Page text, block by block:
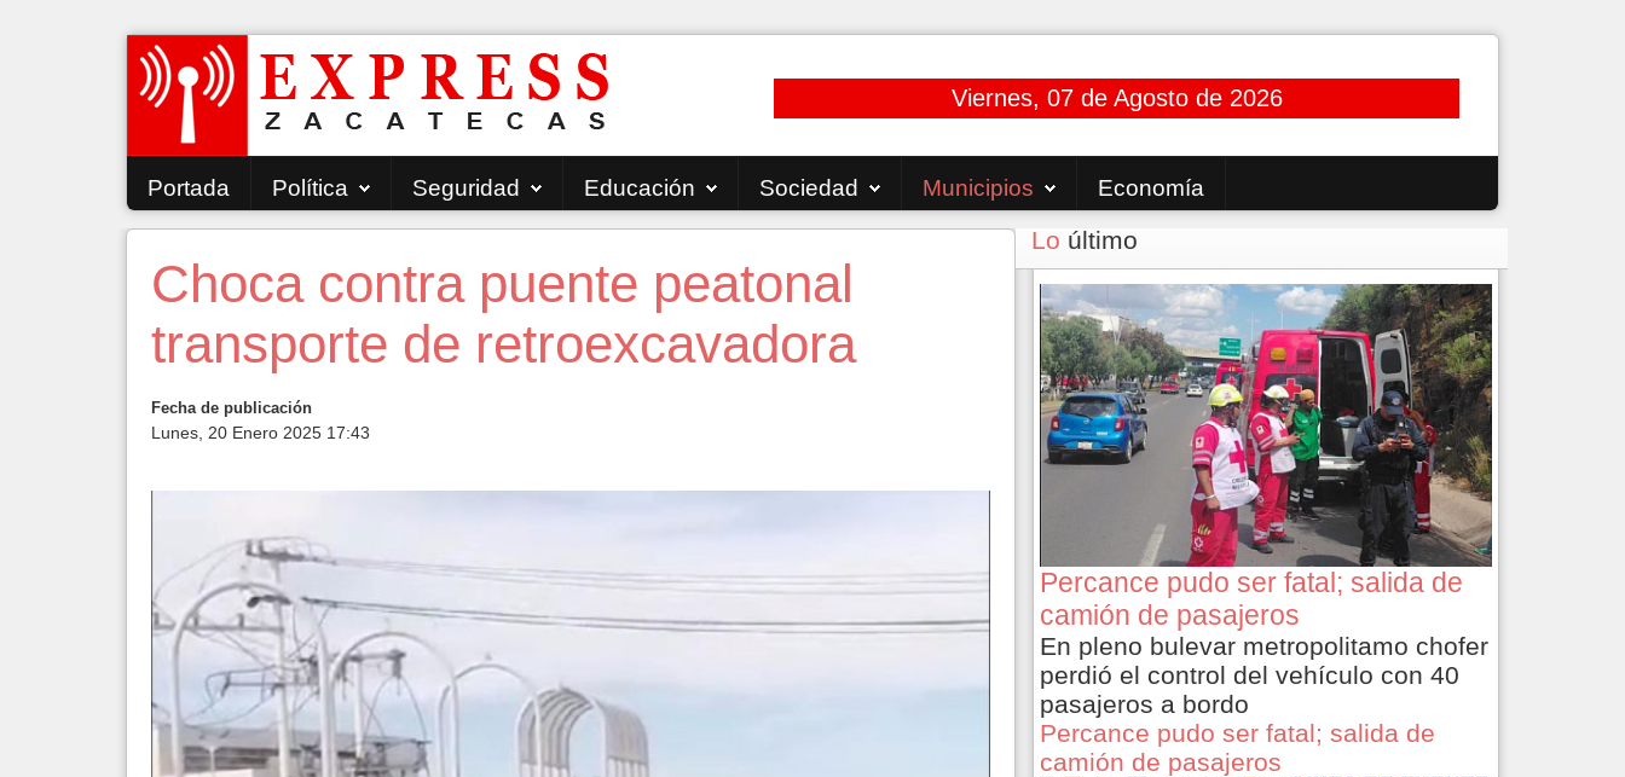
Viernes, 07 de Agosto de 2026
Portada Política Seguridad Educación Sociedad Municipios Economía
Choca contra puente peatonal
transporte de retroexcavadora
Fecha de publicación
Lunes, 20 Enero 2025 17:43
Lo último
Percance pudo ser fatal; salida de
camión de pasajeros
En pleno bulevar metropolitamo chofer
perdió el control del vehículo con 40
pasajeros a bordo
Percance pudo ser fatal; salida de
camión de pasajeros